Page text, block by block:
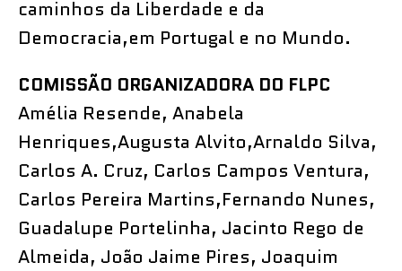
caminhos da Liberdade e da
Democracia,em Portugal e no Mundo.
COMISSÃO ORGANIZADORA DO FLPC
Amélia Resende, Anabela
Henriques,Augusta Alvito,Arnaldo Silva,
Carlos A. Cruz, Carlos Campos Ventura,
Carlos Pereira Martins,Fernando Nunes,
Guadalupe Portelinha, Jacinto Rego de
Almeida, João Jaime Pires, Joaquim